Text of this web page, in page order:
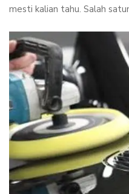
mesti kalian tahu. Salah